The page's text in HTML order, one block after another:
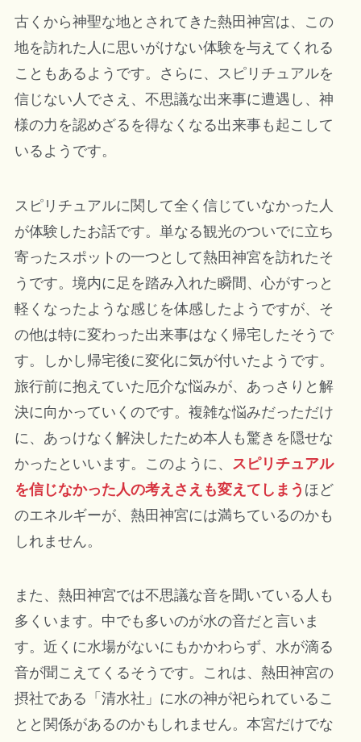
古くから神聖な地とされてきた熱田神宮は、この
地を訪れた人に思いがけない体験を与えてくれる
こともあるようです。さらに、スピリチュアルを
信じない人でさえ、不思議な出来事に遭遇し、神
様の力を認めざるを得なくなる出来事も起こして
いるようです。
スピリチュアルに関して全く信じていなかった人
が体験したお話です。単なる観光のついでに立ち
寄ったスポットの一つとして熱田神宮を訪れたそ
うです。境内に足を踏み入れた瞬間、心がすっと
軽くなったような感じを体感したようですが、そ
の他は特に変わった出来事はなく帰宅したそうで
す。しかし帰宅後に変化に気が付いたようです。
旅行前に抱えていた厄介な悩みが、あっさりと解
決に向かっていくのです。複雑な悩みだっただけ
に、あっけなく解決したため本人も驚きを隠せな
かったといいます。このように、
スピリチュアル
を信じなかった人の考えさえも変えてしまう ほど
のエネルギーが、熱田神宮には満ちているのかも
しれません。
また、熱田神宮では不思議な音を聞いている人も
多くいます。中でも多いのが水の音だと言いま
す。近くに水場がないにもかかわらず、水が滴る
音が聞こえてくるそうです。これは、熱田神宮の
摂社である「清水社」に水の神が祀られているこ
とと関係があるのかもしれません。本宮だけでな